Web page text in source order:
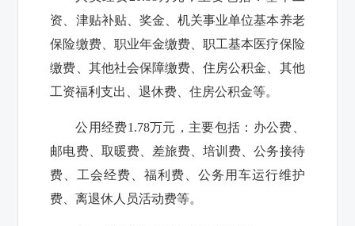
资、津贴补贴、奖金、机关事业单位基本养老
保险缴费、职业年金缴费、职工基本医疗保险
缴费、其他社会保障缴费、住房公积金、其他
工资福利支出、退休费、住房公积金等。
公用经费1.78万元，主要包括：办公费、
邮电费、取暖费、差旅费、培训费、公务接待
费、工会经费、福利费、公务用车运行维护
费、离退休人员活动费等。